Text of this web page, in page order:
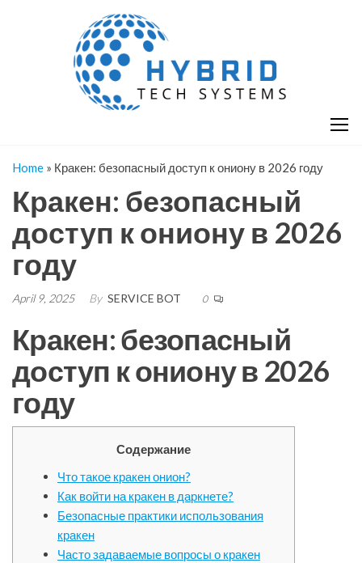
Home » Кракен: безопасный доступ к ониону в 2026 году
Кракен: безопасный
доступ к ониону в 2026
году
April 9, 2025 By SERVICE BOT 0
Кракен: безопасный
доступ к ониону в 2026
году
Содержание
Что такое кракен онион?
Как войти на кракен в даркнете?
Безопасные практики использования
кракен
Часто задаваемые вопросы о кракен